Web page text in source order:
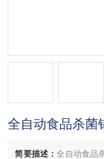
全自动食品杀菌
简要描述：全自动食品